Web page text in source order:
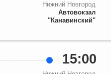
Нижний Новгород
Автовокзал
"Канавинский"
15:00